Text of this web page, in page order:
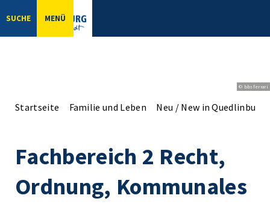
SUCHE MENÜ
© bbsferrari
Startseite Familie und Leben Neu / New in Quedlinburg
Fachbereich 2 Recht,
Ordnung, Kommunales